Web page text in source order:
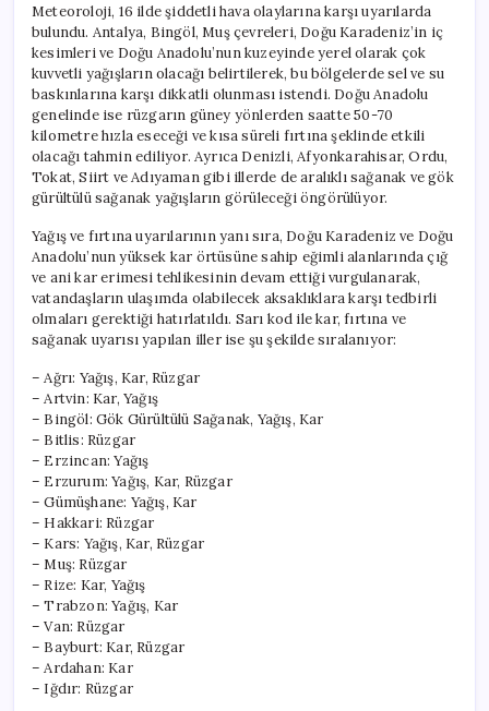
Meteoroloji, 16 ilde şiddetli hava olaylarına karşı uyarılarda
bulundu. Antalya, Bingöl, Muş çevreleri, Doğu Karadeniz’in iç
kesimleri ve Doğu Anadolu’nun kuzeyinde yerel olarak çok
kuvvetli yağışların olacağı belirtilerek, bu bölgelerde sel ve su
baskınlarına karşı dikkatli olunması istendi. Doğu Anadolu
genelinde ise rüzgarın güney yönlerden saatte 50-70
kilometre hızla eseceği ve kısa süreli fırtına şeklinde etkili
olacağı tahmin ediliyor. Ayrıca Denizli, Afyonkarahisar, Ordu,
Tokat, Siirt ve Adıyaman gibi illerde de aralıklı sağanak ve gök
gürültülü sağanak yağışların görüleceği öngörülüyor.
Yağış ve fırtına uyarılarının yanı sıra, Doğu Karadeniz ve Doğu
Anadolu’nun yüksek kar örtüsüne sahip eğimli alanlarında çığ
ve ani kar erimesi tehlikesinin devam ettiği vurgulanarak,
vatandaşların ulaşımda olabilecek aksaklıklara karşı tedbirli
olmaları gerektiği hatırlatıldı. Sarı kod ile kar, fırtına ve
sağanak uyarısı yapılan iller ise şu şekilde sıralanıyor:
– Ağrı: Yağış, Kar, Rüzgar
– Artvin: Kar, Yağış
– Bingöl: Gök Gürültülü Sağanak, Yağış, Kar
– Bitlis: Rüzgar
– Erzincan: Yağış
– Erzurum: Yağış, Kar, Rüzgar
– Gümüşhane: Yağış, Kar
– Hakkari: Rüzgar
– Kars: Yağış, Kar, Rüzgar
– Muş: Rüzgar
– Rize: Kar, Yağış
– Trabzon: Yağış, Kar
– Van: Rüzgar
– Bayburt: Kar, Rüzgar
– Ardahan: Kar
– Iğdır: Rüzgar